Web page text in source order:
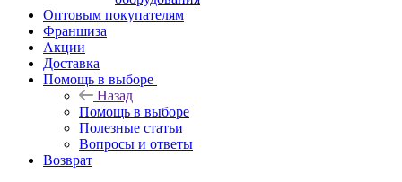
Оптовым покупателям
Франшиза
Акции
Доставка
Помощь в выборе
Назад
Помощь в выборе
Полезные статьи
Вопросы и ответы
Возврат